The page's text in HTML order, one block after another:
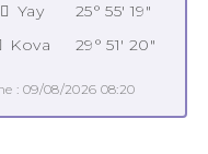
Yay
25° 55' 19"
Kova 29° 51' 20"
: 09/08/2026 08:20